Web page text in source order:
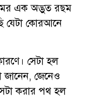
এক অদ্ভুত রছম
যেটা কোরআনে
সেটা হল
জানেন, জেনেও
করার পথ হল